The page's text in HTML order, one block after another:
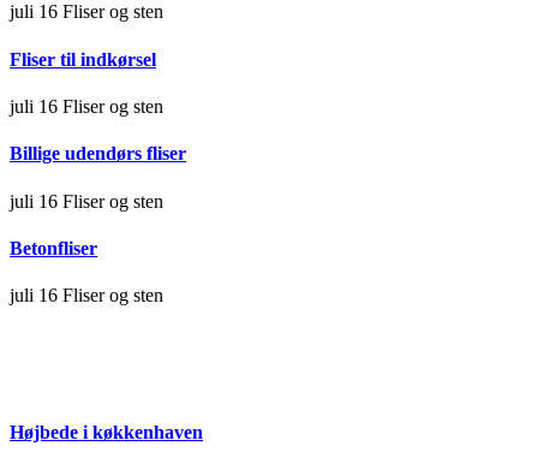
juli 16 Fliser og sten
Fliser til indkørsel
juli 16 Fliser og sten
Billige udendørs fliser
juli 16 Fliser og sten
Betonfliser
juli 16 Fliser og sten
Højbede i køkkenhaven